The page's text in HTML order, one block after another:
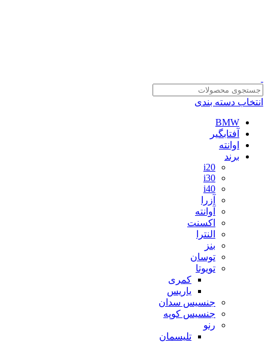
انتخاب دسته بندی
BMW
آفتابگیر
اوانته
برند
i20
i30
i40
آزرا
آوانته
اکسنت
النترا
بنز
توسان
تویوتا
کمری
یاریس
جنسیس سدان
جنسیس کوپه
رنو
تلیسمان